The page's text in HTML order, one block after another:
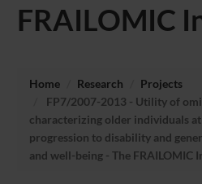
FRAILOMIC
Home Research
Projects
FP7/2007-2013 - Utility of
characterizing older individuals
progression to disability and
and well-being - The FRAILOMIC